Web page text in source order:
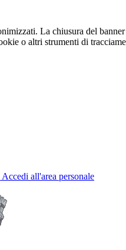
La chiusura del
o altri strumenti di
Accedi all'area personale